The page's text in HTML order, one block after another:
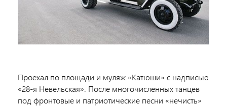
Проехал по площади и муляж «Катюши» с надписью
«28-я Невельская». После многочисленных танцев
под фронтовые и патриотические песни «нечисть»